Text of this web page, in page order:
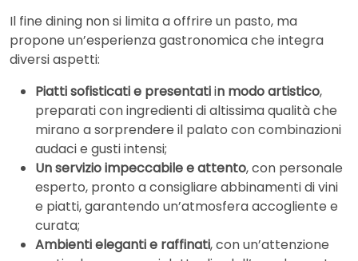
Il fine dining non si limita a offrire un pasto, ma
propone un’esperienza gastronomica che integra
diversi aspetti:
Piatti sofisticati e presentatiin modo artistico,
preparati con ingredienti di altissima qualità che
mirano a sorprendere il palato con combinazioni
audaci e gusti intensi;
Un servizio impeccabile e attento, con personale
esperto, pronto a consigliare abbinamenti di vini
e piatti, garantendo un’atmosfera accogliente e
curata;
Ambienti eleganti e raffinati, con un’attenzione